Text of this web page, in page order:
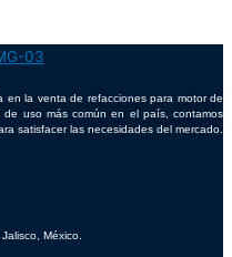
en la venta de refacciones para motor de
de uso más común en el país, contamos
satisfacer las necesidades del mercado.
México.